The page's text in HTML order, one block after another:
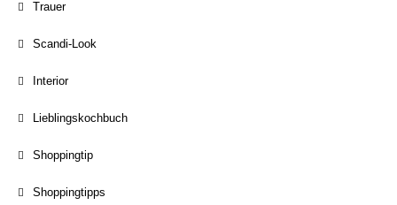
Trauer
Scandi-Look
Interior
Lieblingskochbuch
Shoppingtip
Shoppingtipps